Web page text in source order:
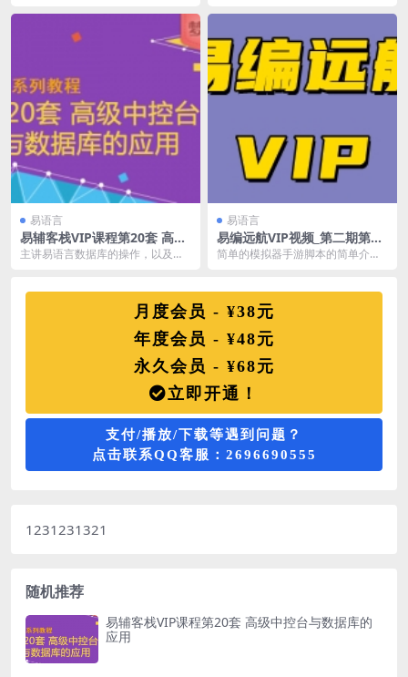
共66课，已更...
的脚本的开发与相关的...
易语言
易辅客栈VIP课程第20套 高级
中控台与数据库的应用
主讲易语言数据库的操作，以及数
易语言
易编远航VIP视频_第二期第6
套易语言-手机游戏脚本初体验
简单的模拟器手游脚本的简单介
月度会员 - ¥38元
年度会员 - ¥48元
永久会员 - ¥68元
立即开通！
支付/播放/下载等遇到问题？
点击联系QQ客服：2696690555
1231231321
随机推荐
易辅客栈VIP课程第20套 高级中控台与数据库的
应用